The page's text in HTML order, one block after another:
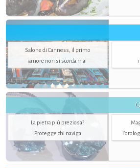
Salone di Canness, il primo
amore non si scorda mai
La pietra più preziosa?
Protegge chi naviga